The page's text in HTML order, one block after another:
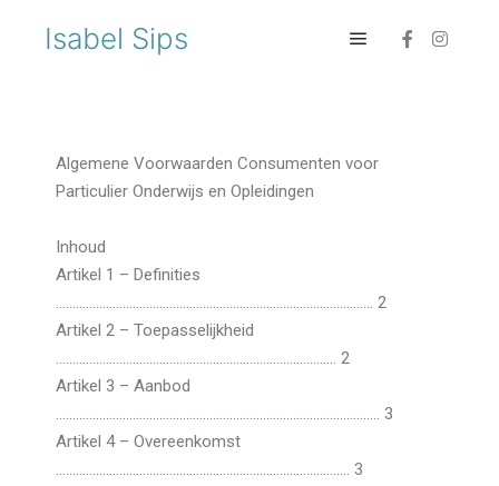
Isabel Sips
Algemene Voorwaarden Consumenten voor
Particulier Onderwijs en Opleidingen
Inhoud
Artikel 1 – Definities
………………………………………………………………………………….. 2
Artikel 2 – Toepasselijkheid
………………………………………………………………………… 2
Artikel 3 – Aanbod
……………………………………………………………………………………. 3
Artikel 4 – Overeenkomst
……………………………………………………………………………. 3